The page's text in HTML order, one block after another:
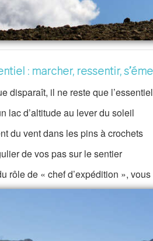
: marcher, ressentir,
disparaît, il ne reste que
lac d’altitude au lever du soleil
du vent dans les pins à crochets
de vos pas sur le sentier
rôle de « chef d’expédition »,